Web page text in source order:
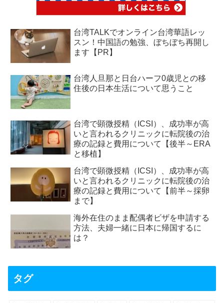
台湾TALKでオンライン台湾華語レッ
スン！中国語の勉強、ぼちぼち再開し
ます【PR】
台湾人旦那と日台ハーフ0歳児との移
住後の日本生活について思うこと
台湾で顕微授精（ICSI）、成功率が高
いと言われるクリニックに転院後の治
療の記録と費用について【後半～ERA
と移植】
台湾で顕微授精（ICSI）、成功率が高
いと言われるクリニックに転院後の治
療の記録と費用について【前半～採卵
まで】
海外在住のまま配偶者ビザを申請する
方法、夫婦一緒に日本に帰国するに
は？
タグ